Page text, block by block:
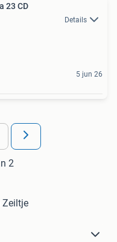
23 CD
Details
5 jun 26
2
Zeiltje